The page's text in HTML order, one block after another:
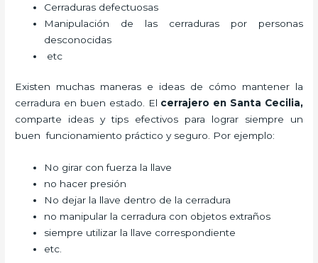
Cerraduras defectuosas
Manipulación de las cerraduras por personas
desconocidas
etc
Existen muchas maneras e ideas de cómo mantener la
cerradura en buen estado. El cerrajero en Santa Cecilia,
comparte ideas y tips efectivos para lograr siempre un
buen funcionamiento práctico y seguro. Por ejemplo:
No girar con fuerza la llave
no hacer presión
No dejar la llave dentro de la cerradura
no manipular la cerradura con objetos extraños
siempre utilizar la llave correspondiente
etc.